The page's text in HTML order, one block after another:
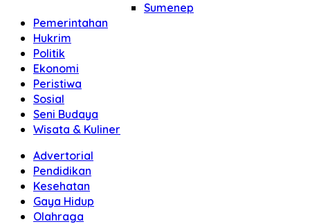
Sumenep
Pemerintahan
Hukrim
Politik
Ekonomi
Peristiwa
Sosial
Seni Budaya
Wisata & Kuliner
Advertorial
Pendidikan
Kesehatan
Gaya Hidup
Olahraga